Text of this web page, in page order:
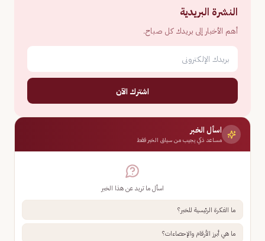
النشرة البريدية
أهم الأخبار إلى بريدك كل صباح.
اشترك الآن
اسأل الخبر
مساعد ذكي يجيب من سياق الخبر فقط
اسأل ما تريد عن هذا الخبر
ما الفكرة الرئيسية للخبر؟
ما هي أبرز الأرقام والإحصاءات؟